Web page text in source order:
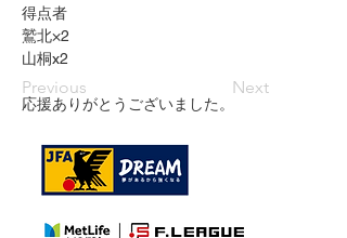
Previous Next
得点者
鷲北×2
山桐x2
応援ありがとうございました。